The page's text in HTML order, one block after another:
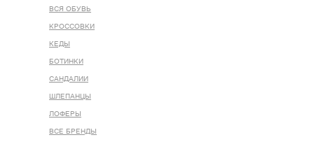
ВСЯ ОБУВЬ
КРОССОВКИ
КЕДЫ
БОТИНКИ
САНДАЛИИ
ШЛЕПАНЦЫ
ЛОФЕРЫ
ВСЕ БРЕНДЫ